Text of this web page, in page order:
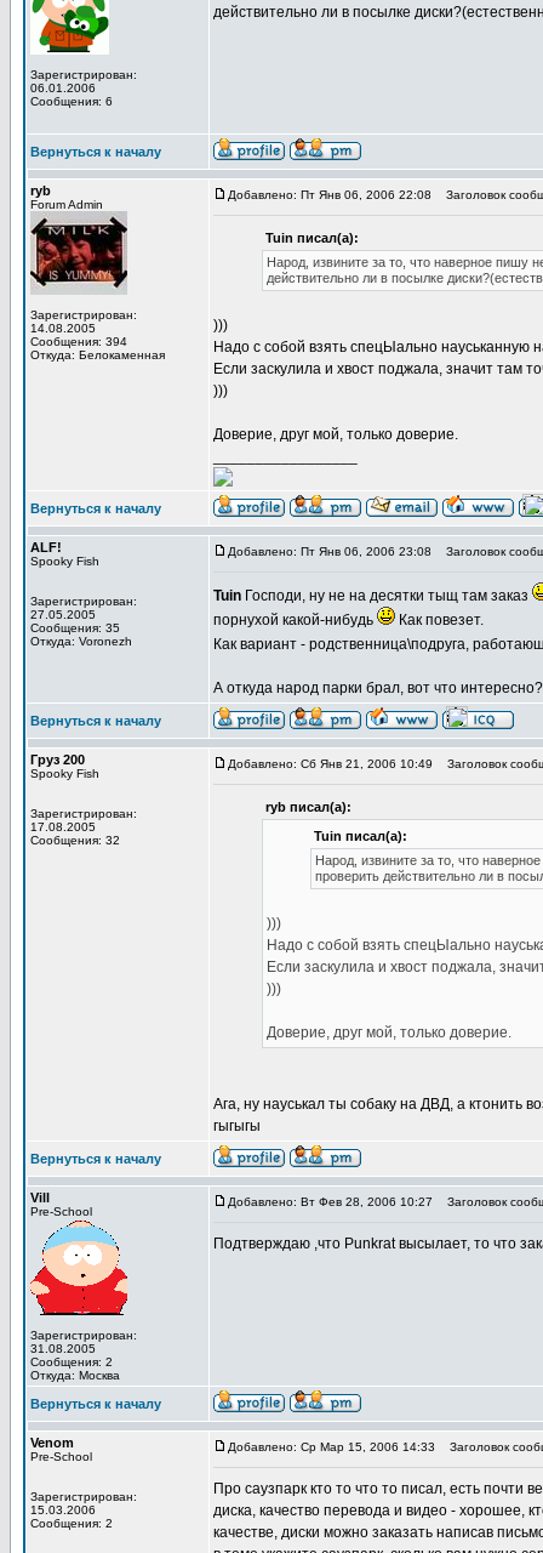
Зарегистрирован:
06.01.2006
Сообщения: 6
действительно ли в посылке
Вернуться к началу
ryb
Forum Admin
Зарегистрирован:
14.08.2005
Сообщения: 394
Откуда: Белокаменная
Добавлено: Пт Янв 06, 2006 22:08 Заголовок
Tuin писал(а):
Народ, извините за то, что наверное пишу
действительно ли в посылке
)))
Надо с собой взять спецЫально науськанную
Если заскулила и хвост поджала, значит там
)))
Доверие, друг мой, только доверие.
Вернуться к началу
ALF!
Spooky Fish
Зарегистрирован:
27.05.2005
Сообщения: 35
Откуда: Voronezh
Добавлено: Пт Янв 06, 2006 23:08 Заголовок
Tuin Господи, ну не на десятки тыщ там заказ
порнухой какой-нибудь
Как повезет.
Как вариант - родственница\подруга,
А откуда народ парки брал, вот что
Вернуться к началу
Груз 200
Spooky Fish
Зарегистрирован:
17.08.2005
Сообщения: 32
Добавлено: Сб Янв 21, 2006 10:49 Заголовок
ryb писал(а):
Tuin писал(а):
Народ, извините за то, что
проверить действительно ли в
)))
Надо с собой взять спецЫально
Если заскулила и хвост поджала,
)))
Доверие, друг мой, только доверие.
Ага, ну науськал ты собаку на ДВД, а ктонить
гыгыгы
Вернуться к началу
Vill
Pre-School
Зарегистрирован:
31.08.2005
Сообщения: 2
Откуда: Москва
Добавлено: Вт Фев 28, 2006 10:27 Заголовок
Подтверждаю ,что Punkrat высылает, то что
Вернуться к началу
Venom
Pre-School
Зарегистрирован:
15.03.2006
Сообщения: 2
Добавлено: Ср Мар 15, 2006 14:33 Заголовок
Про саузпарк кто то что то писал, есть почти
диска, качество перевода и видео - хорошее,
качестве, диски можно заказать написав